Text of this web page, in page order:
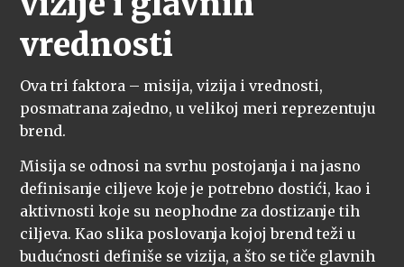
vrednosti
Ova tri faktora – misija, vizija i vrednosti,
posmatrana zajedno, u velikoj meri reprezentuju
brend.
Misija se odnosi na svrhu postojanja i na jasno
definisanje ciljeve koje je potrebno dostići, kao i
aktivnosti koje su neophodne za dostizanje tih
ciljeva. Kao slika poslovanja kojoj brend teži u
budućnosti definiše se vizija, a što se tiče glavnih